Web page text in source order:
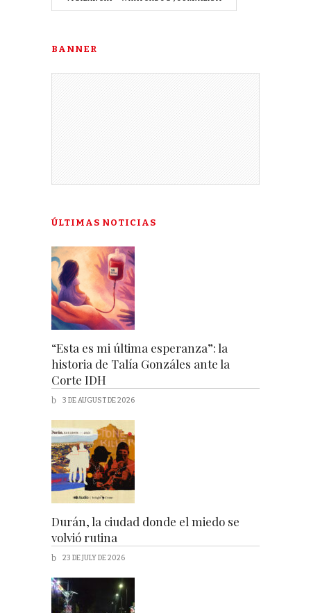
BANNER
ÚLTIMAS NOTICIAS
“Esta es mi última esperanza”: la
historia de Talía Gonzáles ante la
Corte IDH
3 DE AUGUST DE 2026
Durán, la ciudad donde el miedo se
volvió rutina
23 DE JULY DE 2026